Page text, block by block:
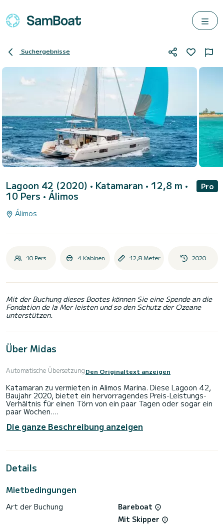
Suchergebnisse
Lagoon 42 (2020) • Katamaran • 12,8 m •
10 Pers • Álimos
Pro
Álimos
10 Pers. 4 Kabinen 12,8 Meter 2020
Mit der Buchung dieses Bootes können Sie eine Spende an die
Fondation de la Mer leisten und so den Schutz der Ozeane
unterstützen.
Über Midas
Automatische ÜbersetzungDen Originaltext anzeigen
Katamaran zu vermieten in Alimos Marina. Diese Lagoon 42,
Baujahr 2020, bietet ein hervorragendes Preis-Leistungs-
Verhältnis für einen Törn von ein paar Tagen oder sogar ein
paar Wochen.
Das Boot verfügt über 4 voll ausgestattete Kabine(n) und
bietet Platz für 10 Personen. Mit einer Gesamtlänge von 13
außergewöhnlichen Urlaub auf dem Wasser in der Umgebung
Rollgenua ausgestattet. Es verfügt über folgende
Ausstattung: Autopilot, Außenbordmotor, Elektrische
Die ganze Beschreibung anzeigen
Details
Mietbedingungen
Art der Buchung
Bareboat
Mit Skipper